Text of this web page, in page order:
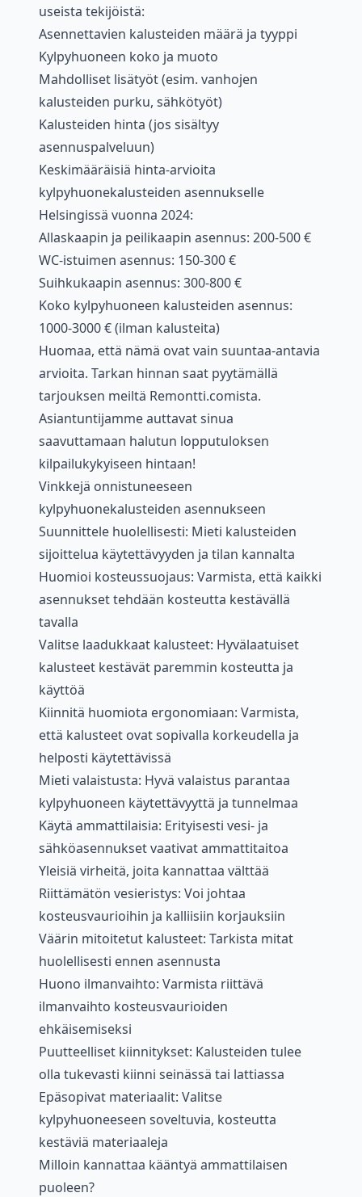
useista tekijöistä:
Asennettavien kalusteiden määrä ja tyyppi
Kylpyhuoneen koko ja muoto
Mahdolliset lisätyöt (esim. vanhojen
kalusteiden purku, sähkötyöt)
Kalusteiden hinta (jos sisältyy
asennuspalveluun)
Keskimääräisiä hinta-arvioita
kylpyhuonekalusteiden asennukselle
Helsingissä vuonna 2024:
Allaskaapin ja peilikaapin asennus: 200-500 €
WC-istuimen asennus: 150-300 €
Suihkukaapin asennus: 300-800 €
Koko kylpyhuoneen kalusteiden asennus:
1000-3000 € (ilman kalusteita)
Huomaa, että nämä ovat vain suuntaa-antavia
arvioita. Tarkan hinnan saat pyytämällä
tarjouksen meiltä Remontti.comista.
Asiantuntijamme auttavat sinua
saavuttamaan halutun lopputuloksen
kilpailukykyiseen hintaan!
Vinkkejä onnistuneeseen
kylpyhuonekalusteiden asennukseen
Suunnittele huolellisesti: Mieti kalusteiden
sijoittelua käytettävyyden ja tilan kannalta
Huomioi kosteussuojaus: Varmista, että kaikki
asennukset tehdään kosteutta kestävällä
tavalla
Valitse laadukkaat kalusteet: Hyvälaatuiset
kalusteet kestävät paremmin kosteutta ja
käyttöä
Kiinnitä huomiota ergonomiaan: Varmista,
että kalusteet ovat sopivalla korkeudella ja
helposti käytettävissä
Mieti valaistusta: Hyvä valaistus parantaa
kylpyhuoneen käytettävyyttä ja tunnelmaa
Käytä ammattilaisia: Erityisesti vesi- ja
sähköasennukset vaativat ammattitaitoa
Yleisiä virheitä, joita kannattaa välttää
Riittämätön vesieristys: Voi johtaa
kosteusvaurioihin ja kalliisiin korjauksiin
Väärin mitoitetut kalusteet: Tarkista mitat
huolellisesti ennen asennusta
Huono ilmanvaihto: Varmista riittävä
ilmanvaihto kosteusvaurioiden
ehkäisemiseksi
Puutteelliset kiinnitykset: Kalusteiden tulee
olla tukevasti kiinni seinässä tai lattiassa
Epäsopivat materiaalit: Valitse
kylpyhuoneeseen soveltuvia, kosteutta
kestäviä materiaaleja
Milloin kannattaa kääntyä ammattilaisen
puoleen?